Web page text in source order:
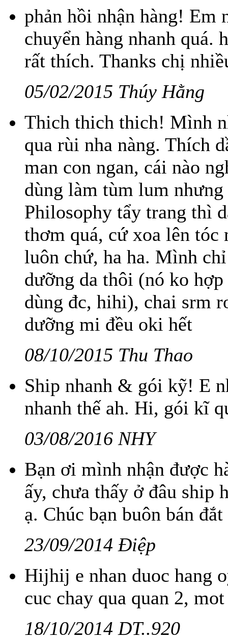
phản hồi nhận hàng! Em
chuyển hàng nhanh quá.
rất thích. Thanks chị
05/02/2015 Thúy Hằng
Thich thich thich! Mình
qua rùi nha nàng. Thích
man con ngan, cái nào
dùng làm tùm lum
Philosophy tẩy trang thì
thơm quá, cứ xoa lên
luôn chứ, ha ha. Mình
dưỡng da thôi (nó ko
dùng đc, hihi), chai srm
dưỡng mi đều oki hết
08/10/2015 Thu Thao
Ship nhanh & gói kỹ! E
nhanh thế ah. Hi, gói kĩ
03/08/2016 NHY
Bạn ơi mình nhận được
ấy, chưa thấy ở đâu ship
ạ. Chúc bạn buôn bán
23/09/2014 Điệp
Hijhij e nhan duoc hang
cuc chay qua quan 2,
18/10/2014 DT..920